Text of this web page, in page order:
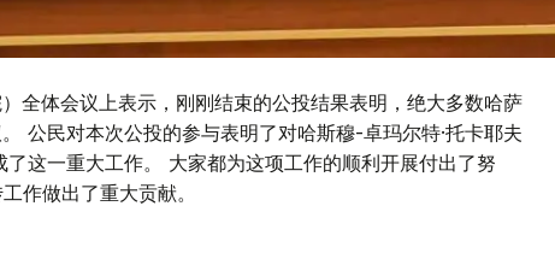
全体会议上表示，刚刚结束的公投结果表明，绝大多数哈萨
公民对本次公投的参与表明了对哈斯穆-卓玛尔特·托卡耶夫
这一重大工作。 大家都为这项工作的顺利开展付出了努
作做出了重大贡献。